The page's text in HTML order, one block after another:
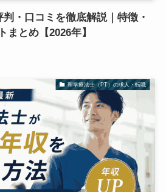
・口コミを徹底解説｜特徴・
まとめ【2026年】
理学療法士（PT）の求人・転職